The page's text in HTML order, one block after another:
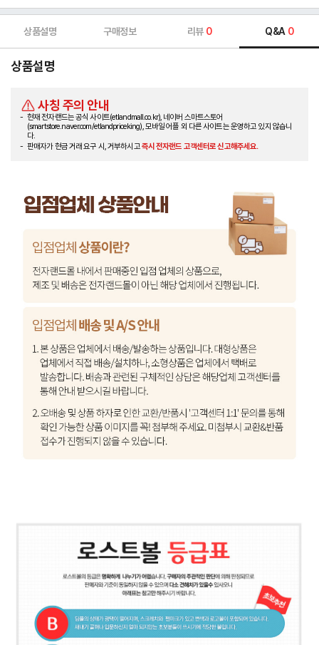
상품설명 구매정보 리뷰 0 Q&A 0
상품설명
사칭 주의 안내
현재 전자랜드는 공식 사이트(etlandmall.co.kr), 네이버 스마트스토어
(smartstore.naver.com/etlandpriceking), 모바일 어플 외 다른 사이트는 운영하고 있지 않습니
다.
판매자가 현금 거래 요구 시, 거부하시고즉시 전자랜드 고객센터로 신고해주세요.